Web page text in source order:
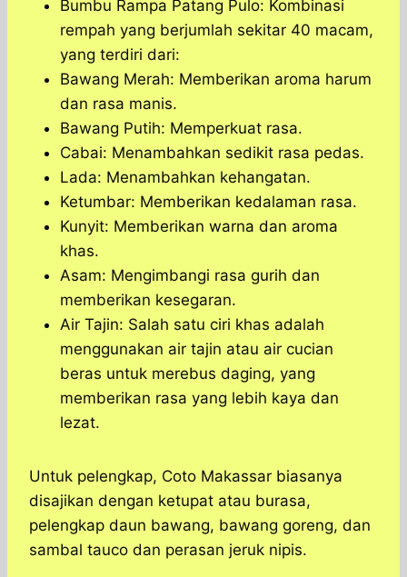
Bumbu Rampa Patang Pulo: Kombinasi
rempah yang berjumlah sekitar 40 macam,
yang terdiri dari:
Bawang Merah: Memberikan aroma harum
dan rasa manis.
Bawang Putih: Memperkuat rasa.
Cabai: Menambahkan sedikit rasa pedas.
Lada: Menambahkan kehangatan.
Ketumbar: Memberikan kedalaman rasa.
Kunyit: Memberikan warna dan aroma
khas.
Asam: Mengimbangi rasa gurih dan
memberikan kesegaran.
Air Tajin: Salah satu ciri khas adalah
menggunakan air tajin atau air cucian
beras untuk merebus daging, yang
memberikan rasa yang lebih kaya dan
lezat.
Untuk pelengkap, Coto Makassar biasanya
disajikan dengan ketupat atau burasa,
pelengkap daun bawang, bawang goreng, dan
sambal tauco dan perasan jeruk nipis.